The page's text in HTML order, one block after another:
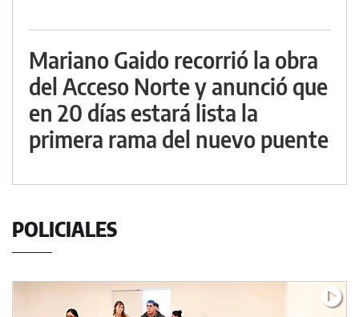
Mariano Gaido recorrió la obra
del Acceso Norte y anunció que
en 20 días estará lista la
primera rama del nuevo puente
POLICIALES